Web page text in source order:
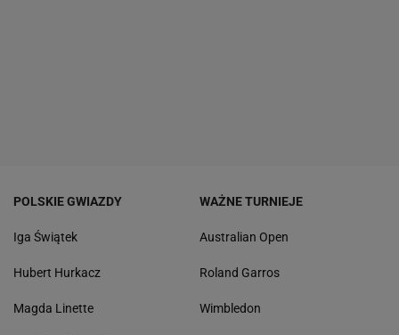
POLSKIE GWIAZDY
Iga Świątek
Hubert Hurkacz
Magda Linette
WAŻNE TURNIEJE
Australian Open
Roland Garros
Wimbledon